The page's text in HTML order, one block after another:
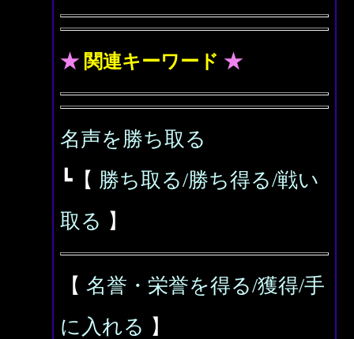
★ 関連キーワード ★
名声を勝ち取る
┗【 勝ち取る/勝ち得る/戦い
取る 】
【 名誉・栄誉を得る/獲得/手
に入れる 】